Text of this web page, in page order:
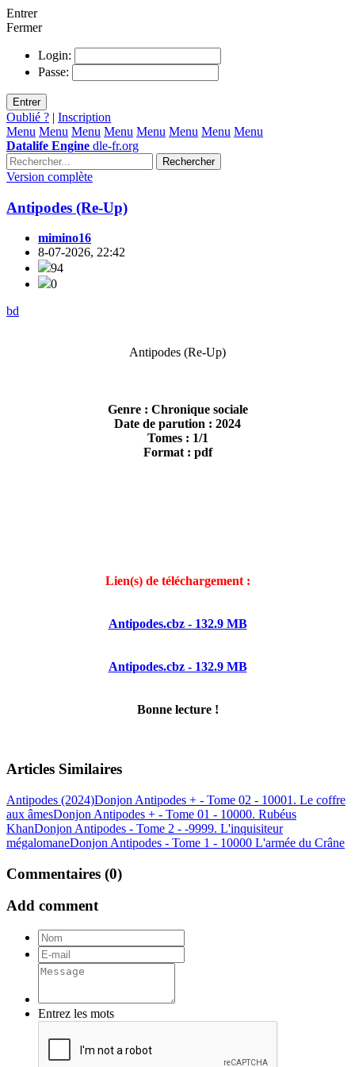
Entrer
Fermer
Login:
Passe:
Entrer
Oublié ? | Inscription
Menu Menu Menu Menu Menu Menu Menu Menu
Datalife Engine dle-fr.org
Rechercher
Version complète
Antipodes (Re-Up)
mimino16
8-07-2026, 22:42
94
0
bd
Antipodes (Re-Up)
Genre : Chronique sociale
Date de parution : 2024
Tomes : 1/1
Format : pdf
Lien(s) de téléchargement :
Antipodes.cbz - 132.9 MB
Antipodes.cbz - 132.9 MB
Bonne lecture !
Articles Similaires
Antipodes (2024)Donjon Antipodes + - Tome 02 - 10001. Le coffre
aux âmesDonjon Antipodes + - Tome 01 - 10000. Rubéus
KhanDonjon Antipodes - Tome 2 - -9999. L'inquisiteur
mégalomaneDonjon Antipodes - Tome 1 - 10000 L'armée du Crâne
Commentaires (0)
Add comment
Entrez les mots